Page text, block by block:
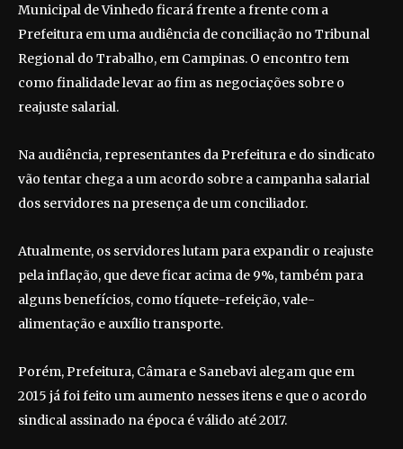
Municipal de Vinhedo ficará frente a frente com a
Prefeitura em uma audiência de conciliação no Tribunal
Regional do Trabalho, em Campinas. O encontro tem
como finalidade levar ao fim as negociações sobre o
reajuste salarial.
Na audiência, representantes da Prefeitura e do sindicato
vão tentar chega a um acordo sobre a campanha salarial
dos servidores na presença de um conciliador.
Atualmente, os servidores lutam para expandir o reajuste
pela inflação, que deve ficar acima de 9%, também para
alguns benefícios, como tíquete-refeição, vale-
alimentação e auxílio transporte.
Porém, Prefeitura, Câmara e Sanebavi alegam que em
2015 já foi feito um aumento nesses itens e que o acordo
sindical assinado na época é válido até 2017.